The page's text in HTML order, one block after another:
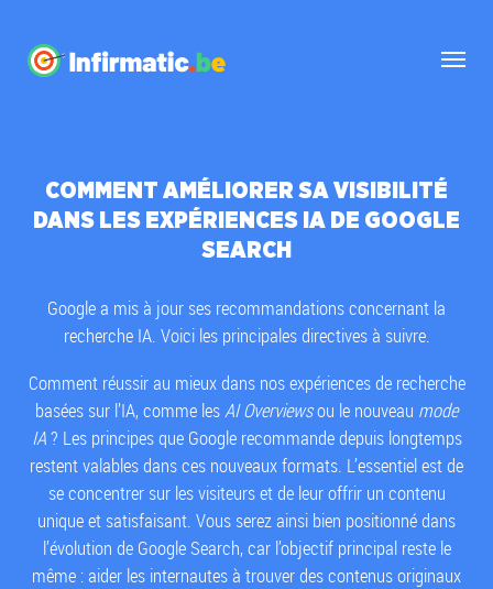
COMMENT AMÉLIORER SA VISIBILITÉ
DANS LES EXPÉRIENCES IA DE GOOGLE
SEARCH
Google a mis à jour ses recommandations concernant la
recherche IA. Voici les principales directives à suivre.
Comment réussir au mieux dans nos expériences de recherche
basées sur l’IA, comme lesAI Overviewsou le nouveau mode
IA? Les principes que Google recommande depuis longtemps
restent valables dans ces nouveaux formats. L’essentiel est de
se concentrer sur les visiteurs et de leur offrir un contenu
unique et satisfaisant. Vous serez ainsi bien positionné dans
l’évolution de Google Search, car l’objectif principal reste le
même : aider les internautes à trouver des contenus originaux